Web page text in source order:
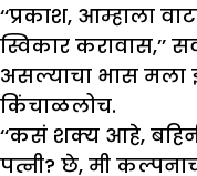
‘‘प्रकाश, आम्हाला
स्विकार करावास,’’
असल्याचा भास
किंचाळलोच.
‘‘कसं शक्य आहे,
पत्नी? छे, मी